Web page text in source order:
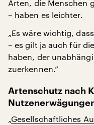
Arten, die Menschen
– haben es leichter.
„Es wäre wichtig,
– es gilt ja auch für
haben, der
zuerkennen.“
Artenschutz nach
„Gesellschaftliches